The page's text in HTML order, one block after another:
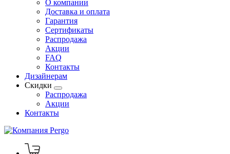
О компании
Доставка и оплата
Гарантия
Сертификаты
Распродажа
Акции
FAQ
Контакты
Дизайнерам
Скидки
Распродажа
Акции
Контакты